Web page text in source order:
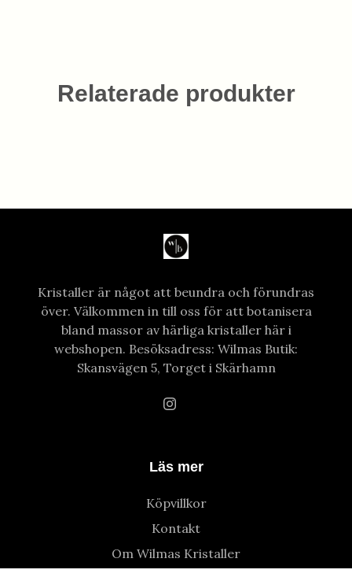
Relaterade produkter
Kristaller är något att beundra och förundras
över. Välkommen in till oss för att botanisera
bland massor av härliga kristaller här i
webshopen. Besöksadress: Wilmas Butik:
Skansvägen 5, Torget i Skärhamn
Läs mer
Köpvillkor
Kontakt
Om Wilmas Kristaller